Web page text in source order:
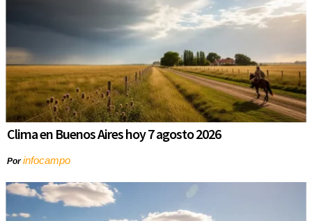
Clima en Buenos Aires hoy 7 agosto 2026
Porinfocampo